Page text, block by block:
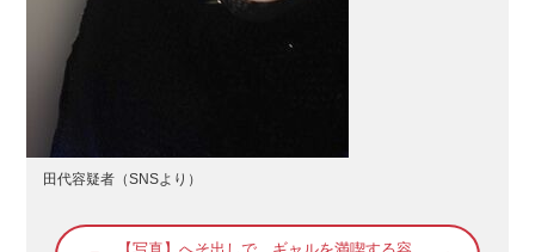
田代容疑者（SNSより）